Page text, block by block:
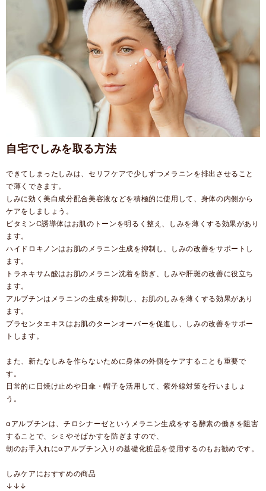
自宅でしみを取る方法
できてしまったしみは、セリフケアで少しずつメラニンを排出させること
で薄くできます。
しみに効く美白成分配合美容液などを積極的に使用して、身体の内側から
ケアをしましょう。
ビタミンC誘導体はお肌のトーンを明るく整え、しみを薄くする効果があり
ます。
ハイドロキノンはお肌のメラニン生成を抑制し、しみの改善をサポートし
ます。
トラネキサム酸はお肌のメラニン沈着を防ぎ、しみや肝斑の改善に役立ち
ます。
アルブチンはメラニンの生成を抑制し、お肌のしみを薄くする効果があり
ます。
プラセンタエキスはお肌のターンオーバーを促進し、しみの改善をサポー
トします。
また、新たなしみを作らないために身体の外側をケアすることも重要で
す。
日常的に日焼け止めや日傘・帽子を活用して、紫外線対策を行いましょ
う。
αアルブチンは、チロシナーゼというメラニン生成をする酵素の働きを阻害
することで、シミやそばかすを防ぎますので、
朝のお手入れにαアルブチン入りの基礎化粧品を使用するのもお勧めです。
しみケアにおすすめの商品
↓↓↓